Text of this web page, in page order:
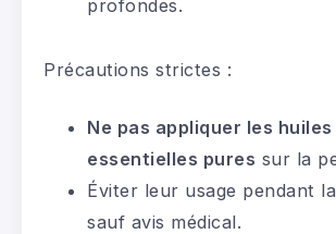
profondes.
Précautions strictes :
Ne pas appliquer les huiles
essentielles pures sur la
Éviter leur usage pendant la
sauf avis médical.